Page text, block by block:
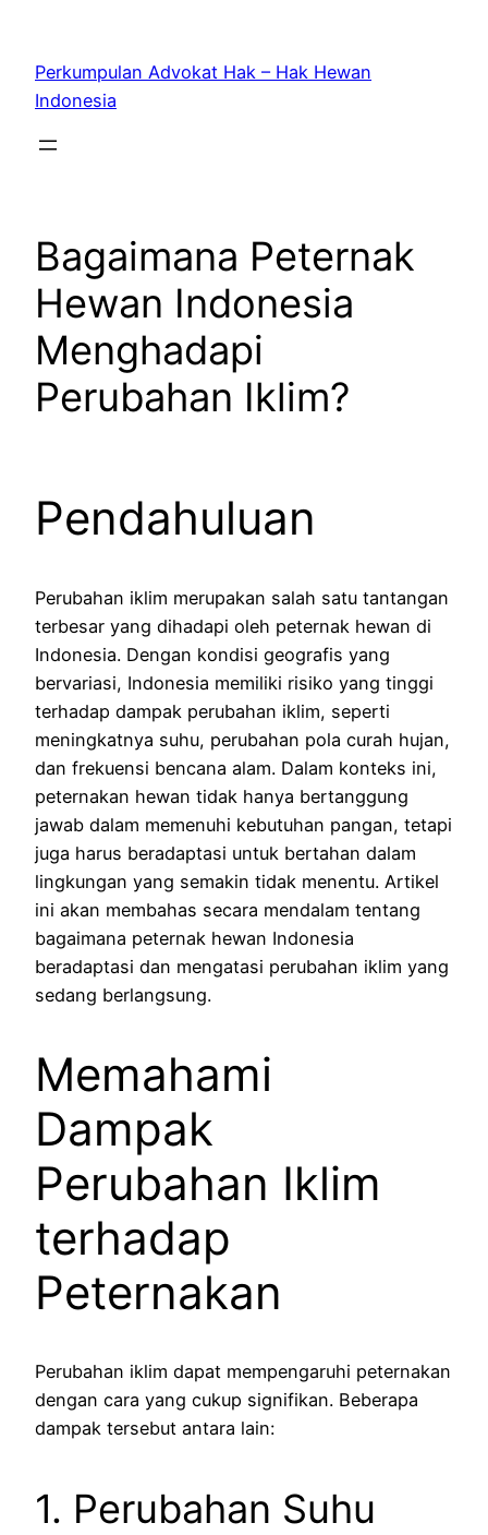
content
Perkumpulan Advokat Hak – Hak Hewan
Indonesia
Bagaimana Peternak
Hewan Indonesia
Menghadapi
Perubahan Iklim?
Pendahuluan
Perubahan iklim merupakan salah satu tantangan
terbesar yang dihadapi oleh peternak hewan di
Indonesia. Dengan kondisi geografis yang
bervariasi, Indonesia memiliki risiko yang tinggi
terhadap dampak perubahan iklim, seperti
meningkatnya suhu, perubahan pola curah hujan,
dan frekuensi bencana alam. Dalam konteks ini,
peternakan hewan tidak hanya bertanggung
jawab dalam memenuhi kebutuhan pangan, tetapi
juga harus beradaptasi untuk bertahan dalam
lingkungan yang semakin tidak menentu. Artikel
ini akan membahas secara mendalam tentang
bagaimana peternak hewan Indonesia
beradaptasi dan mengatasi perubahan iklim yang
sedang berlangsung.
Memahami
Dampak
Perubahan Iklim
terhadap
Peternakan
Perubahan iklim dapat mempengaruhi peternakan
dengan cara yang cukup signifikan. Beberapa
dampak tersebut antara lain:
1. Perubahan Suhu